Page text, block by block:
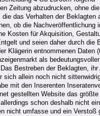
Zeitung abzudrucken, ohne
die das Verhalten der
ob die
Kosten für Akquisition,
und seien daher durch
Klägerin entnommenen
als
Bestreben der Beklagten,
sich allein noch nicht
mit den Inserenten
gestellten Website das
schon deshalb nicht
nicht umfasse und ein